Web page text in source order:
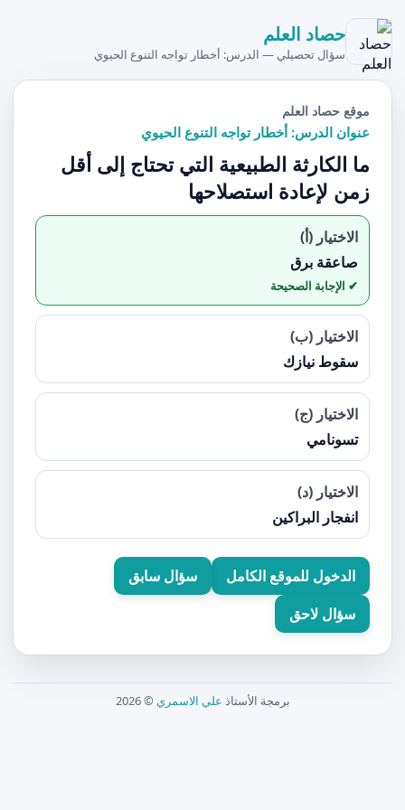
حصاد العلم
سؤال تحصيلي — الدرس: أخطار تواجه التنوع الحيوي
موقع حصاد العلم
عنوان الدرس: أخطار تواجه التنوع الحيوي
ما الكارثة الطبيعية التي تحتاج إلى أقل
زمن لإعادة استصلاحها
الاختيار (أ)
صاعقة برق
الاختيار (ب)
سقوط نيازك
الاختيار (ج)
تسونامي
الاختيار (د)
انفجار البراكين
الدخول للموقع الكامل
سؤال سابق
سؤال لاحق
برمجة الأستاذ علي الاسمري © 2026